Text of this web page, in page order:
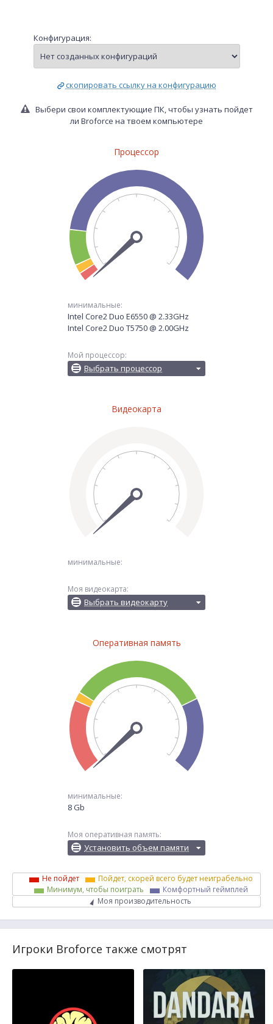
Конфигурация:
скопировать ссылку на конфигурацию
Выбери свои комплектующие ПК, чтобы узнать пойдет
ли Broforce на твоем компьютере
Процессор
минимальные:
Intel Core2 Duo E6550 @ 2.33GHz
Intel Core2 Duo T5750 @ 2.00GHz
Мой процессор:
Выбрать процессор
Видеокарта
минимальные:
Моя видеокарта:
Выбрать видеокарту
Оперативная память
минимальные:
8 Gb
Моя оперативная память:
Установить объем памяти
Не пойдет
Пойдет, скорей всего будет неиграбельно
Минимум, чтобы поиграть
Комфортный геймплей
Моя производительность
Игроки Broforce также смотрят